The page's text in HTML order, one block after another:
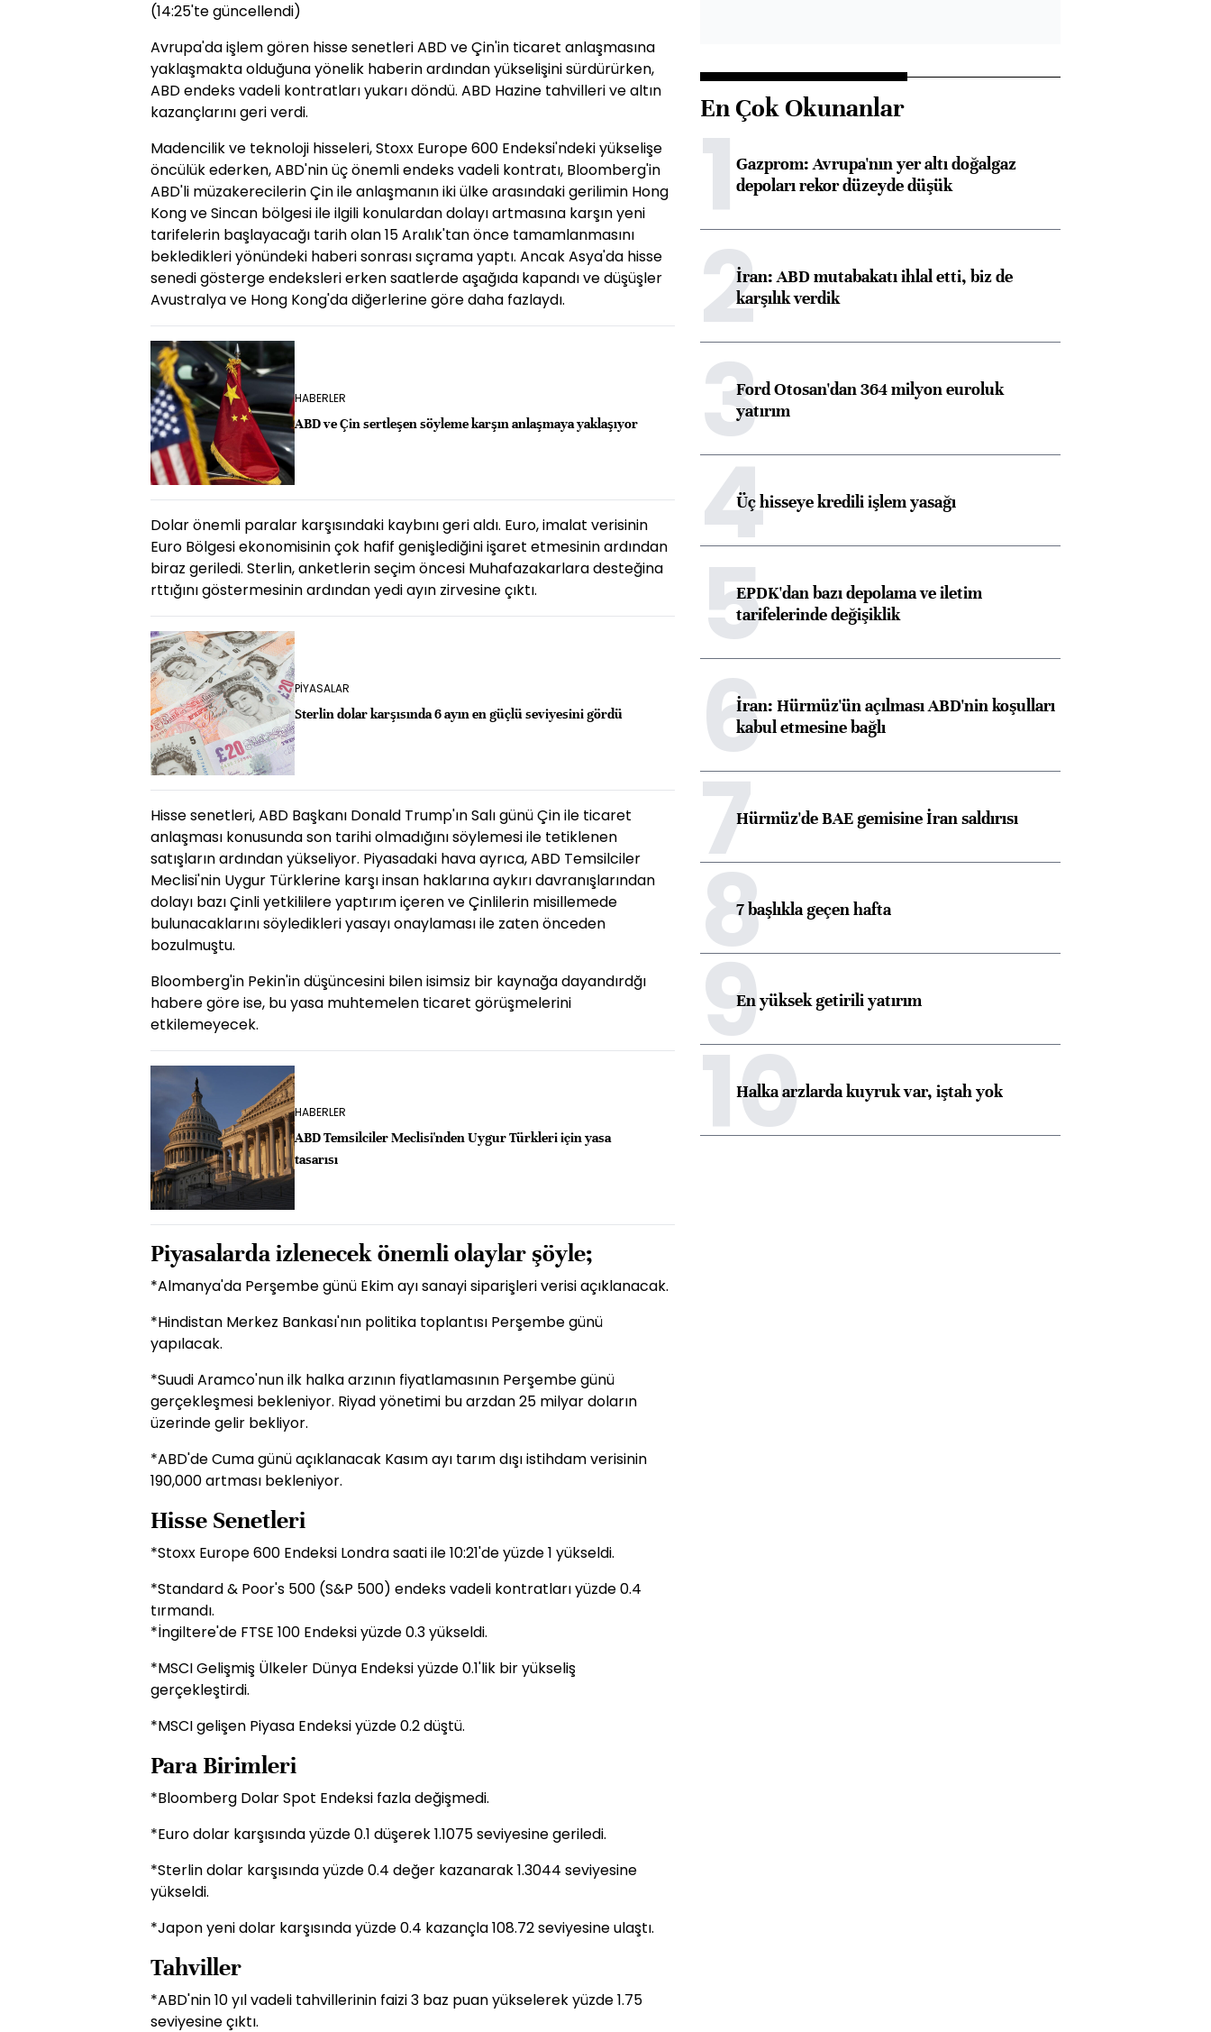
(14:25'te güncellendi)
Avrupa'da işlem gören hisse senetleri ABD ve Çin'in ticaret anlaşmasına
yaklaşmakta olduğuna yönelik haberin ardından yükselişini sürdürürken,
ABD endeks vadeli kontratları yukarı döndü. ABD Hazine tahvilleri ve altın
kazançlarını geri verdi.
Madencilik ve teknoloji hisseleri, Stoxx Europe 600 Endeksi'ndeki yükselişe
öncülük ederken, ABD'nin üç önemli endeks vadeli kontratı, Bloomberg'in
ABD'li müzakerecilerin Çin ile anlaşmanın iki ülke arasındaki gerilimin Hong
Kong ve Sincan bölgesi ile ilgili konulardan dolayı artmasına karşın yeni
tarifelerin başlayacağı tarih olan 15 Aralık'tan önce tamamlanmasını
bekledikleri yönündeki haberi sonrası sıçrama yaptı. Ancak Asya'da hisse
senedi gösterge endeksleri erken saatlerde aşağıda kapandı ve düşüşler
Avustralya ve Hong Kong'da diğerlerine göre daha fazlaydı.
HABERLER
ABD ve Çin sertleşen söyleme karşın anlaşmaya yaklaşıyor
Dolar önemli paralar karşısındaki kaybını geri aldı. Euro, imalat verisinin
Euro Bölgesi ekonomisinin çok hafif genişlediğini işaret etmesinin ardından
biraz geriledi. Sterlin, anketlerin seçim öncesi Muhafazakarlara desteğina
rttığını göstermesinin ardından yedi ayın zirvesine çıktı.
PİYASALAR
Sterlin dolar karşısında 6 ayın en güçlü seviyesini gördü
Hisse senetleri, ABD Başkanı Donald Trump'ın Salı günü Çin ile ticaret
anlaşması konusunda son tarihi olmadığını söylemesi ile tetiklenen
satışların ardından yükseliyor. Piyasadaki hava ayrıca, ABD Temsilciler
Meclisi'nin Uygur Türklerine karşı insan haklarına aykırı davranışlarından
dolayı bazı Çinli yetkililere yaptırım içeren ve Çinlilerin misillemede
bulunacaklarını söyledikleri yasayı onaylaması ile zaten önceden
bozulmuştu.
Bloomberg'in Pekin'in düşüncesini bilen isimsiz bir kaynağa dayandırdğı
habere göre ise, bu yasa muhtemelen ticaret görüşmelerini
etkilemeyecek.
HABERLER
ABD Temsilciler Meclisi'nden Uygur Türkleri için yasa
tasarısı
Piyasalarda izlenecek önemli olaylar şöyle;
*Almanya'da Perşembe günü Ekim ayı sanayi siparişleri verisi açıklanacak.
*Hindistan Merkez Bankası'nın politika toplantısı Perşembe günü
yapılacak.
*Suudi Aramco'nun ilk halka arzının fiyatlamasının Perşembe günü
gerçekleşmesi bekleniyor. Riyad yönetimi bu arzdan 25 milyar doların
üzerinde gelir bekliyor.
*ABD'de Cuma günü açıklanacak Kasım ayı tarım dışı istihdam verisinin
190,000 artması bekleniyor.
Hisse Senetleri
*Stoxx Europe 600 Endeksi Londra saati ile 10:21'de yüzde 1 yükseldi.
*Standard & Poor's 500 (S&P 500) endeks vadeli kontratları yüzde 0.4
tırmandı.
*İngiltere'de FTSE 100 Endeksi yüzde 0.3 yükseldi.
*MSCI Gelişmiş Ülkeler Dünya Endeksi yüzde 0.1'lik bir yükseliş
gerçekleştirdi.
*MSCI gelişen Piyasa Endeksi yüzde 0.2 düştü.
Para Birimleri
*Bloomberg Dolar Spot Endeksi fazla değişmedi.
*Euro dolar karşısında yüzde 0.1 düşerek 1.1075 seviyesine geriledi.
*Sterlin dolar karşısında yüzde 0.4 değer kazanarak 1.3044 seviyesine
yükseldi.
*Japon yeni dolar karşısında yüzde 0.4 kazançla 108.72 seviyesine ulaştı.
Tahviller
*ABD'nin 10 yıl vadeli tahvillerinin faizi 3 baz puan yükselerek yüzde 1.75
seviyesine çıktı.
En Çok Okunanlar
1Gazprom: Avrupa'nın yer altı doğalgaz
depoları rekor düzeyde düşük
2İran: ABD mutabakatı ihlal etti, biz de
karşılık verdik
3Ford Otosan'dan 364 milyon euroluk
yatırım
4Üç hisseye kredili işlem yasağı
5EPDK'dan bazı depolama ve iletim
tarifelerinde değişiklik
6İran: Hürmüz'ün açılması ABD'nin koşulları
kabul etmesine bağlı
7Hürmüz'de BAE gemisine İran saldırısı
87 başlıkla geçen hafta
9En yüksek getirili yatırım
10
Halka arzlarda kuyruk var, iştah yok